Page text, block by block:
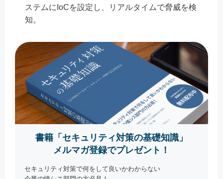
ステムにIoCを設定し、リアルタイムで脅威を検
知。
書籍「セキュリティ対策の基礎知識」
メルマガ登録でプレゼント！
セキュリティ対策で何をして良いかわからない